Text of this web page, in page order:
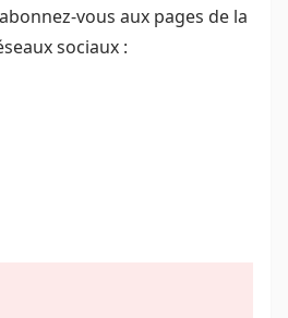
vous aux pages de la
sociaux :